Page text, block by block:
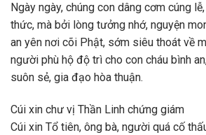
Ngày ngày, chúng con dâng cơm cúng
thức, mà bởi lòng tưởng nhớ, nguyện
an yên nơi cõi Phật, sớm siêu thoát về
người phù hộ độ trì cho con cháu bình
suôn sẻ, gia đạo hòa thuận.
Cúi xin chư vị Thần Linh chứng giám
Cúi xin Tổ tiên, ông bà, người quá cố